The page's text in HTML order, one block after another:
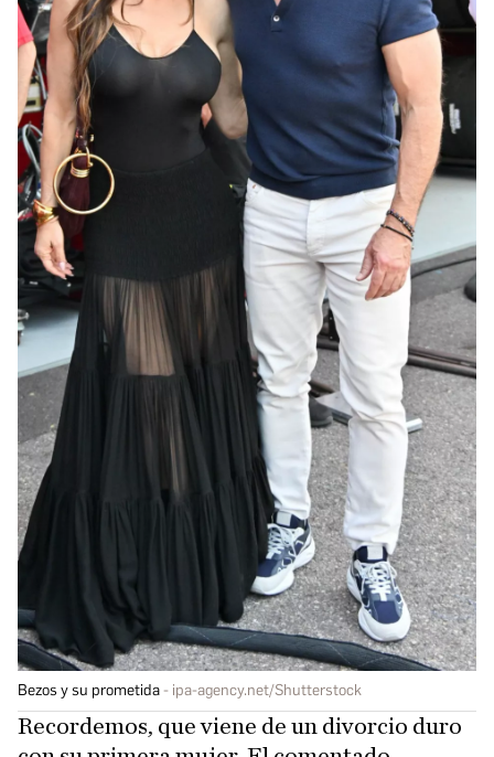
Bezos y su prometida ipa-agency.net/Shutterstock
Recordemos, que viene de un divorcio duro